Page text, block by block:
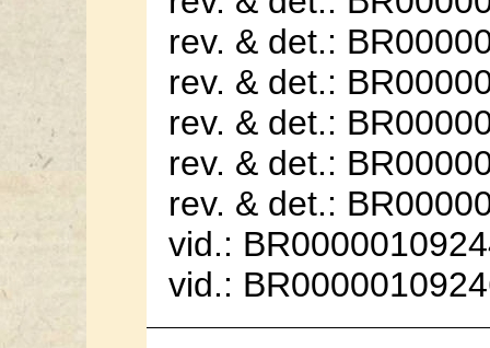
rev. & det.:
rev. & det.:
rev. & det.:
rev. & det.:
rev. & det.:
vid.:
vid.: